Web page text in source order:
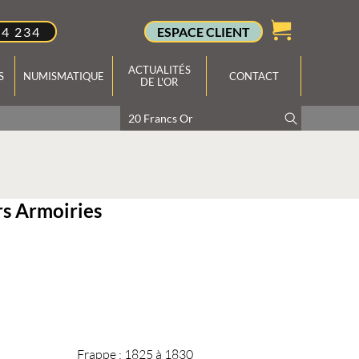
234 ESPACE CLIENT
NUMISMATIQUE
ACTUALITÉS
DE L'OR
CONTACT
Armoiries
Frappe : 1825 à 1830